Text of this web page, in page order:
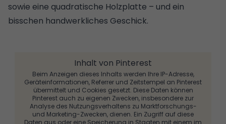
sowie eine quadratische Holzplatte – und ein
bisschen handwerkliches Geschick.
Inhalt von Pinterest
Beim Anzeigen dieses Inhalts werden Ihre IP-Adresse,
Geräteinformationen, Referrer und Zeitstempel an Pinterest
übermittelt und Cookies gesetzt. Diese Daten können
Pinterest auch zu eigenen Zwecken, insbesondere zur
Analyse des Nutzungsverhaltens zu Marktforschungs-
und Marketing-Zwecken, dienen. Ein Zugriff auf diese
Daten aus oder eine Speicherung in Staaten mit einem im